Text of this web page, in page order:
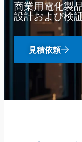
商業用電化製
設計および検
見積依頼